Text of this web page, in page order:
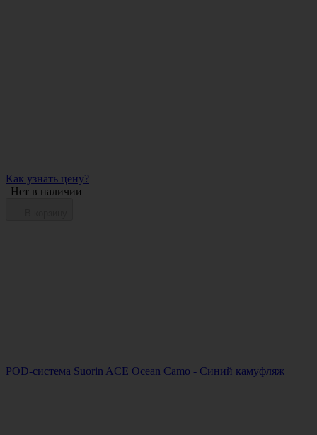
Как узнать цену?
Нет в наличии
POD-система Suorin ACE Ocean Camo - Синий камуфляж